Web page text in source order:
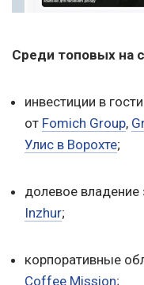
Среди топовых на
инвестиции в
от Fomich Group,
Улис в Ворохте;
долевое
Inzhur;
корпоративные
Coffee Mission;